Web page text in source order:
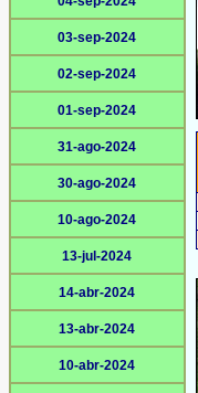
03-sep-2024
02-sep-2024
01-sep-2024
31-ago-2024
30-ago-2024
10-ago-2024
13-jul-2024
14-abr-2024
13-abr-2024
10-abr-2024